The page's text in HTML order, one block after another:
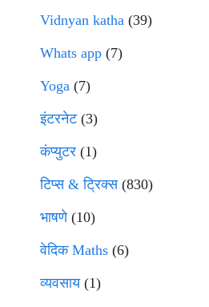
Vidnyan katha (39)
Whats app (7)
Yoga (7)
इंटरनेट(3)
कंप्युटर (1)
टिप्स & ट्रिक्स(830)
भाषणे(10)
वेदिक Maths (6)
व्यवसाय(1)